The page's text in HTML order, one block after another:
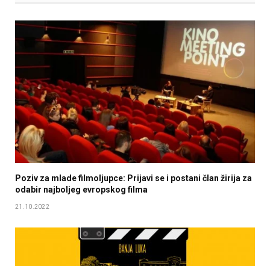
Poziv za mlade filmoljupce: Prijavi se i postani član žirija za
odabir najboljeg evropskog filma
21.10.2022